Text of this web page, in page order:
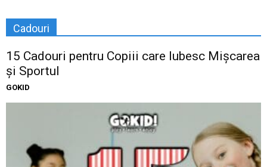
Cadouri
15 Cadouri pentru Copiii care Iubesc Mișcarea
și Sportul
GOKID